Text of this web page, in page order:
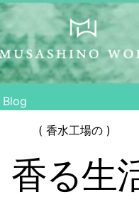
Blog
( 香水工場の )
香る生